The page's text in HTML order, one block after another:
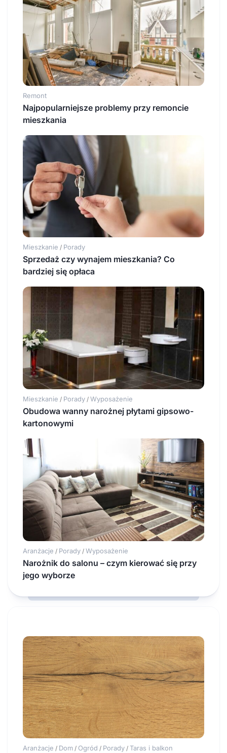
Remont
Najpopularniejsze problemy przy remoncie
mieszkania
Mieszkanie / Porady
Sprzedaż czy wynajem mieszkania? Co
bardziej się opłaca
Mieszkanie / Porady / Wyposażenie
Obudowa wanny narożnej płytami gipsowo-
kartonowymi
Aranżacje / Porady / Wyposażenie
Narożnik do salonu – czym kierować się przy
jego wyborze
Aranżacje / Dom / Ogród / Porady / Taras i balkon